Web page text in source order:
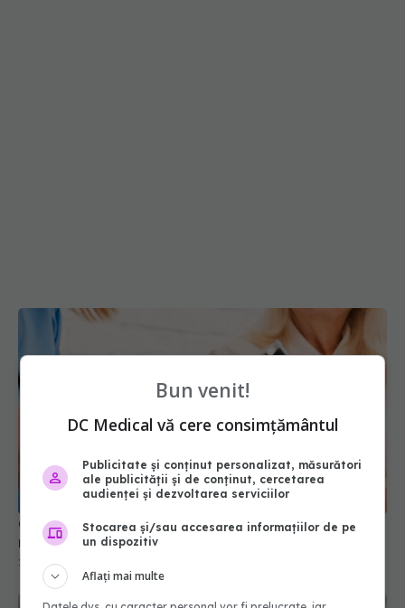
Ce provoacă, de fapt, tensiunea arterială
ridicată la femei
20 mai 2026, 16:46
Bun venit!
DC Medical vă cere consimțământul
Publicitate și conținut personalizat, măsurători
ale publicității și de conținut, cercetarea
audienței și dezvoltarea serviciilor
Stocarea și/sau accesarea informațiilor de pe
un dispozitiv
Aflați mai multe